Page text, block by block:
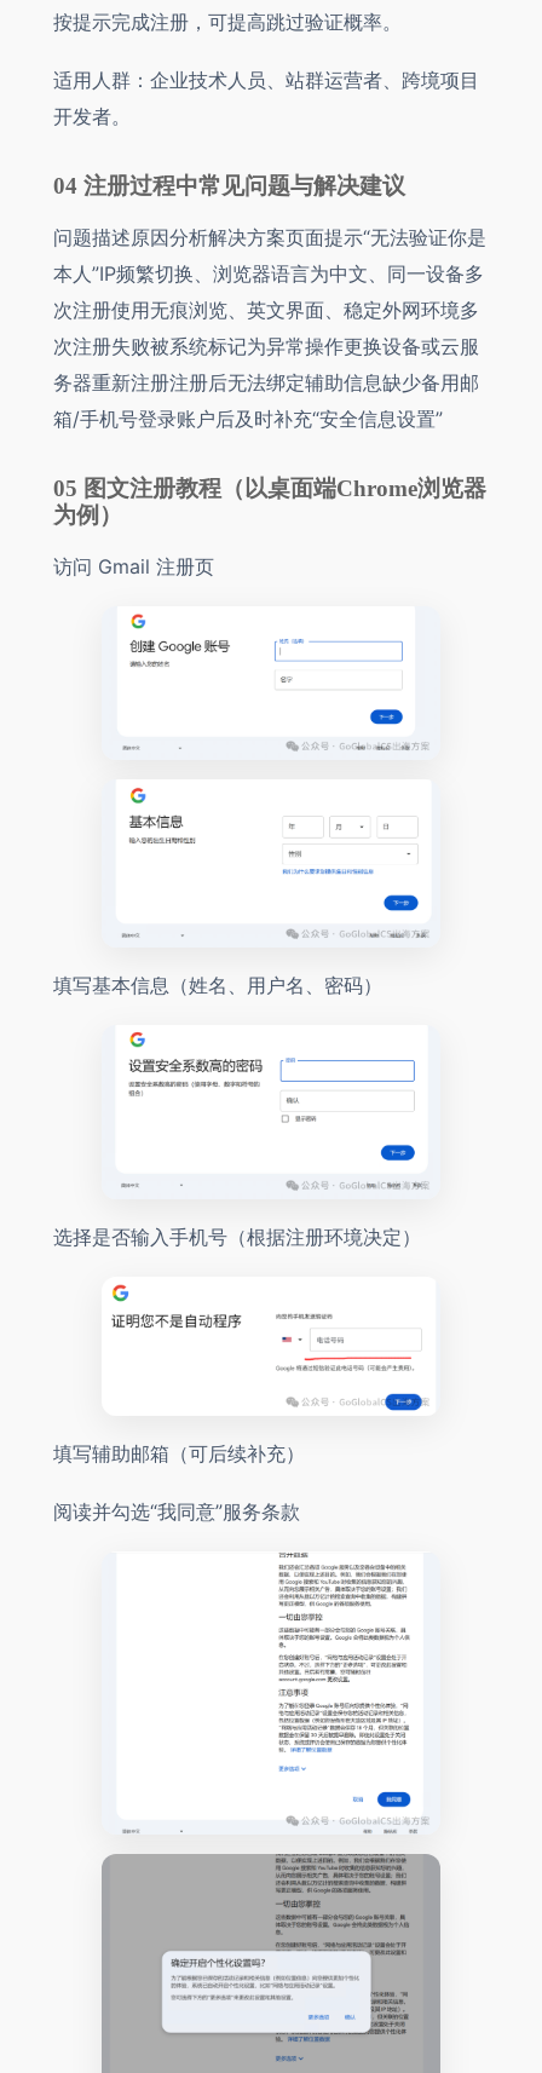
按提示完成注册，可提高跳过验证概率。
适用人群：企业技术人员、站群运营者、跨境项目
开发者。
04 注册过程中常见问题与解决建议
问题描述原因分析解决方案页面提示“无法验证你是
本人”IP频繁切换、浏览器语言为中文、同一设备多
次注册使用无痕浏览、英文界面、稳定外网环境多
次注册失败被系统标记为异常操作更换设备或云服
务器重新注册注册后无法绑定辅助信息缺少备用邮
箱/手机号登录账户后及时补充“安全信息设置”
05 图文注册教程（以桌面端Chrome浏览器
为例）
访问 Gmail 注册页
填写基本信息（姓名、用户名、密码）
选择是否输入手机号（根据注册环境决定）
填写辅助邮箱（可后续补充）
阅读并勾选“我同意”服务条款